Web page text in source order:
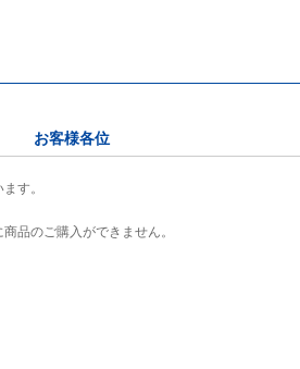
お客様各位
す。
品のご購入ができません。